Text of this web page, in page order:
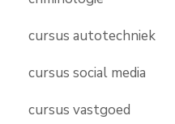
cursus autotechniek
cursus social media
cursus vastgoed